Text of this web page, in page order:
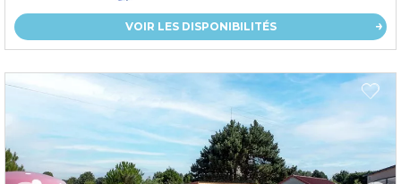
VOIR LES DISPONIBILITÉS